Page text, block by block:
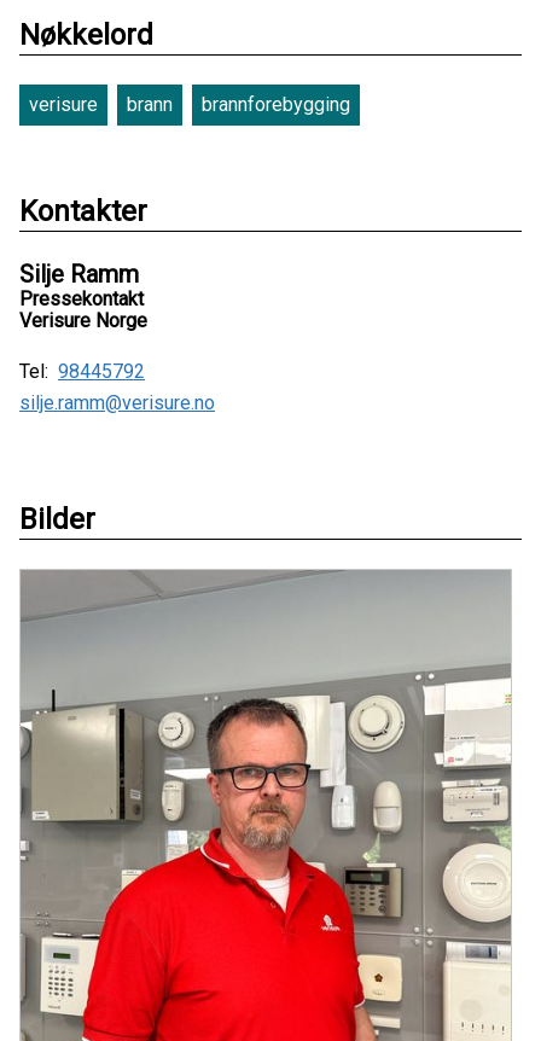
Nøkkelord
verisure brann brannforebygging
Kontakter
Silje Ramm
Pressekontakt
Verisure Norge
Tel: 98445792
silje.ramm@verisure.no
Bilder